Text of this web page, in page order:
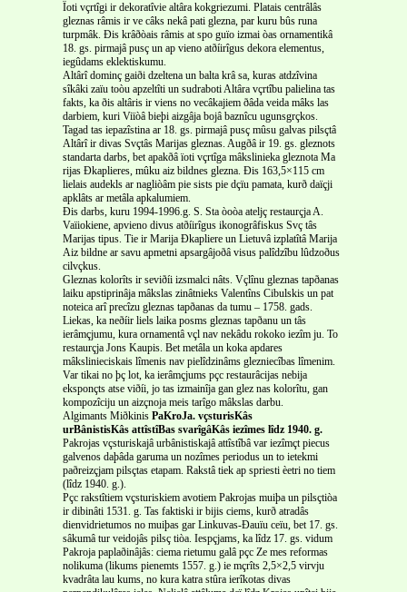
Ïoti vçrtîgi ir dekoratîvie altâra kokgriezumi. Platais centrâlâs
gleznas râmis ir ve câks nekâ pati glezna, par kuru bûs runa
turpmâk. Ðis krâðòais râmis at spo guïo izmai òas ornamentikâ
18. gs. pirmajâ pusç un ap vieno atðíirîgus dekora elementus,
iegûdams eklektiskumu.
Altârî dominç gaiði dzeltena un balta krâ sa, kuras atdzîvina
sîkâki zaïu toòu apzeltîti un sudraboti Altâra vçrtîbu palielina tas
fakts, ka ðis altâris ir viens no vecâkajiem ðâda veida mâks las
darbiem, kuri Viïòâ bieþi aizgâja bojâ baznîcu ugunsgrçkos.
Tagad tas iepazîstina ar 18. gs. pirmajâ pusç mûsu galvas pilsçtâ
Altârî ir divas Svçtâs Marijas gleznas. Augðâ ir 19. gs. gleznots
standarta darbs, bet apakðâ ïoti vçrtîga mâkslinieka gleznota Ma
rijas Ðkaplieres, mûku aiz bildnes glezna. Ðis 163,5×115 cm
lielais audekls ar nagliòâm pie sists pie dçïu pamata, kurð daïçji
apklâts ar metâla apkalumiem.
Ðis darbs, kuru 1994-1996.g. S. Sta òoòa ateljç restaurçja A.
Vaïiokiene, apvieno divus atðíirîgus ikonogrâfiskus Svç tâs
Marijas tipus. Tie ir Marija Ðkapliere un Lietuvâ izplatîtâ Marija
Aiz bildne ar savu apmetni apsargâjoðâ visus palîdzîbu lûdzoðus
cilvçkus.
Gleznas kolorîts ir seviðíi izsmalci nâts. Vçlînu gleznas tapðanas
laiku apstiprinâja mâkslas zinâtnieks Valentîns Cibulskis un pat
noteica arî precîzu gleznas tapðanas da tumu – 1758. gads.
Liekas, ka neðíir liels laika posms gleznas tapðanu un tâs
ierâmçjumu, kura ornamentâ vçl nav nekâdu rokoko iezîm ju. To
restaurçja Jons Kaupis. Bet metâla un koka apdares
mâkslinieciskais lîmenis nav pielîdzinâms glezniecîbas lîmenim.
Var tikai no þç lot, ka ierâmçjums pçc restaurâcijas nebija
eksponçts atse viðíi, jo tas izmainîja gan glez nas kolorîtu, gan
kompozîciju un aizçnoja meis tarîgo mâkslas darbu.
Algimants Miðkinis PaKroJa. vçsturisKâs
urBânistisKâs attîstîBas svarîgâKâs iezîmes lîdz 1940. g.
Pakrojas vçsturiskajâ urbânistiskajâ attîstîbâ var iezîmçt piecus
galvenos daþâda garuma un nozîmes periodus un to ietekmi
paðreizçjam pilsçtas etapam. Rakstâ tiek ap spriesti èetri no tiem
(lîdz 1940. g.).
Pçc rakstîtiem vçsturiskiem avotiem Pakrojas muiþa un pilsçtiòa
ir dibinâti 1531. g. Tas faktiski ir bijis ciems, kurð atradâs
dienvidrietumos no muiþas gar Linkuvas-Ðauïu ceïu, bet 17. gs.
sâkumâ tur veidojâs pilsç tiòa. Iespçjams, ka lîdz 17. gs. vidum
Pakroja paplaðinâjâs: ciema rietumu galâ pçc Ze mes reformas
nolikuma (likums pienemts 1557. g.) ie mçrîts 2,5×2,5 virvju
kvadrâta lau kums, no kura katra stûra ierîkotas divas